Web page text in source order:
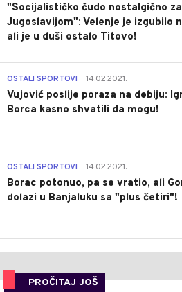
"Socijalističko čudo nostalgično za
Jugoslavijom": Velenje je izgubilo
ali je u duši ostalo Titovo!
OSTALI SPORTOVI 14.02.2021.
Vujović poslije poraza na debiju:
Borca kasno shvatili da mogu!
OSTALI SPORTOVI 14.02.2021.
Borac potonuo, pa se vratio, ali
dolazi u Banjaluku sa "plus četiri"!
PROČITAJ JOŠ